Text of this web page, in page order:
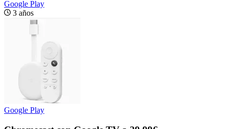
Google Play
3 años
Google Play